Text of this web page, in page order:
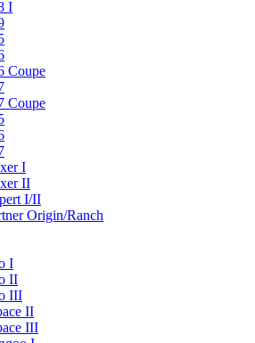
I
Coupe
Coupe
I
II
I/II
Origin/Ranch
I
II
III
II
III